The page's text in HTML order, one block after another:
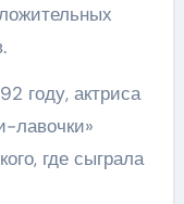
году, актриса
лавочки»
где сыграла